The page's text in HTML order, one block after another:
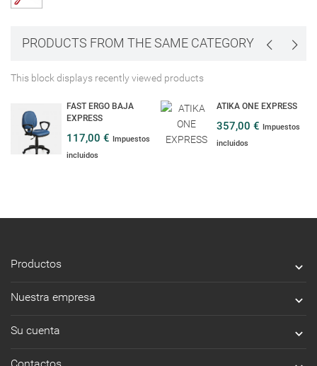
PRODUCTS FROM THE SAME CATEGORY
This block displays recently viewed products
FAST ERGO BAJA
EXPRESS
117,00 € Impuestos
incluidos
ATIKA ONE EXPRESS
357,00 € Impuestos
incluidos
Productos 
Nuestra empresa 
Su cuenta 